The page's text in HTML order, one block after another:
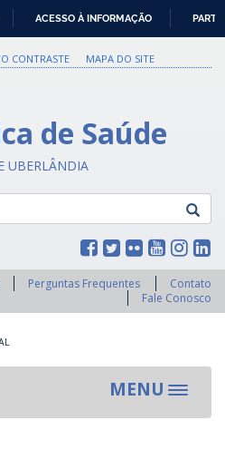
PARA
O
ACESSO À INFORMAÇÃO
CONTRASTE MAPA DO SITE
de Saúde
UBERLÂNDIA
Perguntas Frequentes
Contato
Fale Conosco
MENU
Toggle